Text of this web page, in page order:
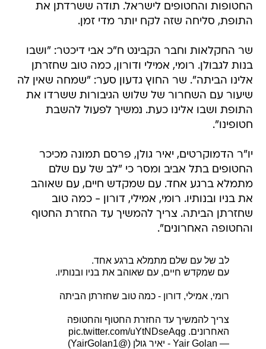
החטופות והחטופים לישראל. תודה ששרדתן את
התופת, סליחה שזה לקח יותר מדי זמן.
שר החקלאות וחבר הקבינט ח"כ אבי דיכטר: "ושבו
בנות לגבולן. רומי, אמילי ודורון, כמה טוב שחזרתן
אלינו הביתה". שר החוץ גדעון סער: "שמחה שאין לה
שיעור עם השחרור של שלוש הגיבורות ששרדו את
התופת ושבו אלינו כעת. נמשיך לפעול להשבת
חטופינו".
יו"ר הדמוקרטים, יאיר גולן, פרסם תמונה מכיכר
החטופים בתל אביב ומסר כי "לב של עם שלם
מתמלא ברגע אחד. עם שמקדש חיים, עם שאוהב
את בניו ובנותיו. רומי, אמילי, דורון - כמה טוב
שחזרתן הביתה. צריך להמשיך עד החזרת החטוף
והחטופה האחרונים".
לב של עם שלם מתמלא ברגע אחד.
עם שמקדש חיים, עם שאוהב את בניו ובנותיו.
רומי, אמילי, דורון - כמה טוב שחזרתן הביתה
צריך להמשיך עד החזרת החטוף והחטופה
האחרונים. pic.twitter.com/uYtNDseAqg
— Yair Golan - יאיר גולן (@YairGolan1)